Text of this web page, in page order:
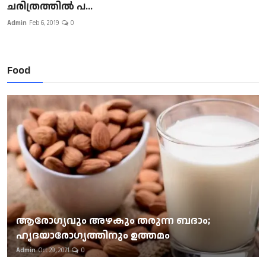
ചരിത്രത്തിൽ പ...
Admin Feb 6, 2019 0
Food
ആരോഗ്യവും അഴകും തരുന്ന ബദാം;
ഹൃദയാരോഗ്യത്തിനും ഉത്തമം
Admin Oct 29, 2021 0